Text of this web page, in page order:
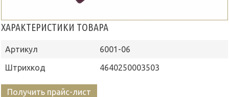
ХАРАКТЕРИСТИКИ ТОВАРА
Артикул
6001-06
Штрихкод
4640250003503
Получить прайс-лист